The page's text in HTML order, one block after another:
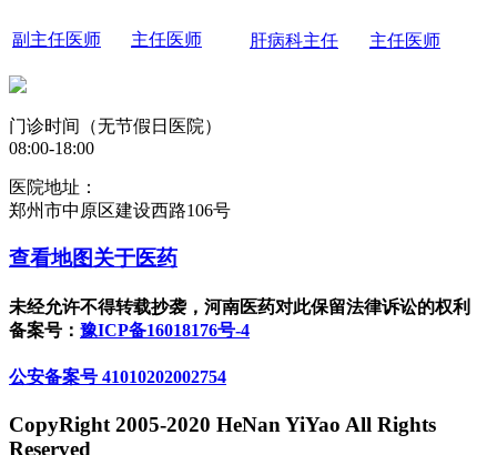
副主任医师 主任医师 肝病科主任 主任医师
门诊时间（无节假日医院）
08:00-18:00
医院地址：
郑州市中原区建设西路106号
查看地图关于医药
未经允许不得转载抄袭，河南医药对此保留法律诉讼的权利
备案号： 豫ICP备16018176号-4
公安备案号 41010202002754
CopyRight 2005-2020 HeNan YiYao All Rights
Reserved